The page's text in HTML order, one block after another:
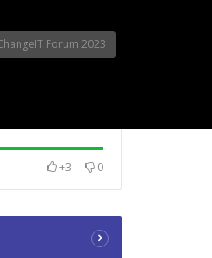
Forum 2023
+3 0